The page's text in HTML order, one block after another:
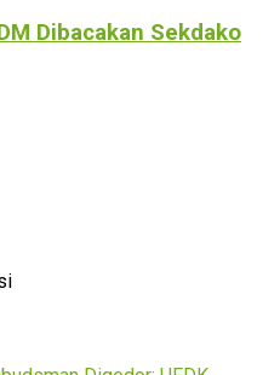
Dibacakan Sekdako